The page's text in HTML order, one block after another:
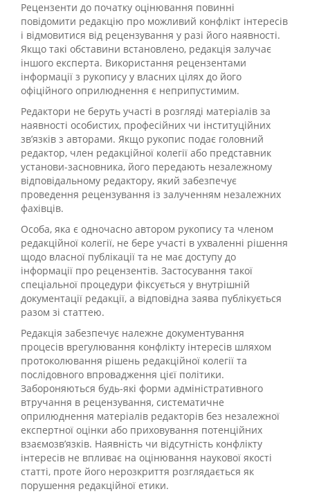
Рецензенти до початку оцінювання повинні
повідомити редакцію про можливий конфлікт інтересів
і відмовитися від рецензування у разі його наявності.
Якщо такі обставини встановлено, редакція залучає
іншого експерта. Використання рецензентами
інформації з рукопису у власних цілях до його
офіційного оприлюднення є неприпустимим.
Редактори не беруть участі в розгляді матеріалів за
наявності особистих, професійних чи інституційних
зв’язків з авторами. Якщо рукопис подає головний
редактор, член редакційної колегії або представник
установи-засновника, його передають незалежному
відповідальному редактору, який забезпечує
проведення рецензування із залученням незалежних
фахівців.
Особа, яка є одночасно автором рукопису та членом
редакційної колегії, не бере участі в ухваленні рішення
щодо власної публікації та не має доступу до
інформації про рецензентів. Застосування такої
спеціальної процедури фіксується у внутрішній
документації редакції, а відповідна заява публікується
разом зі статтею.
Редакція забезпечує належне документування
процесів врегулювання конфлікту інтересів шляхом
протоколювання рішень редакційної колегії та
послідовного впровадження цієї політики.
Забороняються будь-які форми адміністративного
втручання в рецензування, систематичне
оприлюднення матеріалів редакторів без незалежної
експертної оцінки або приховування потенційних
взаємозв’язків. Наявність чи відсутність конфлікту
інтересів не впливає на оцінювання наукової якості
статті, проте його нерозкриття розглядається як
порушення редакційної етики.